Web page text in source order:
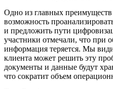
Одно из главных
возможность
и предложить пути
участники отмечали, что при
информация теряется. Мы
клиента может решить эту
документы и данные будут
что сократит объем